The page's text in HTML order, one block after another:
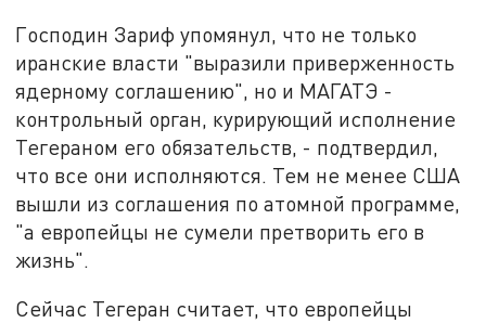
Господин Зариф упомянул, что не только
иранские власти "выразили приверженность
ядерному соглашению", но и МАГАТЭ -
контрольный орган, курирующий исполнение
Тегераном его обязательств, - подтвердил,
что все они исполняются. Тем не менее США
вышли из соглашения по атомной программе,
"а европейцы не сумели претворить его в
жизнь".
Сейчас Тегеран считает, что европейцы